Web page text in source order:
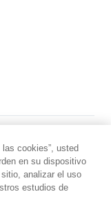
cookies”, usted
en su dispositivo
analizar el uso
estudios de